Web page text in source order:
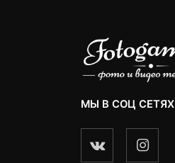
МЫ В СОЦ СЕТЯХ